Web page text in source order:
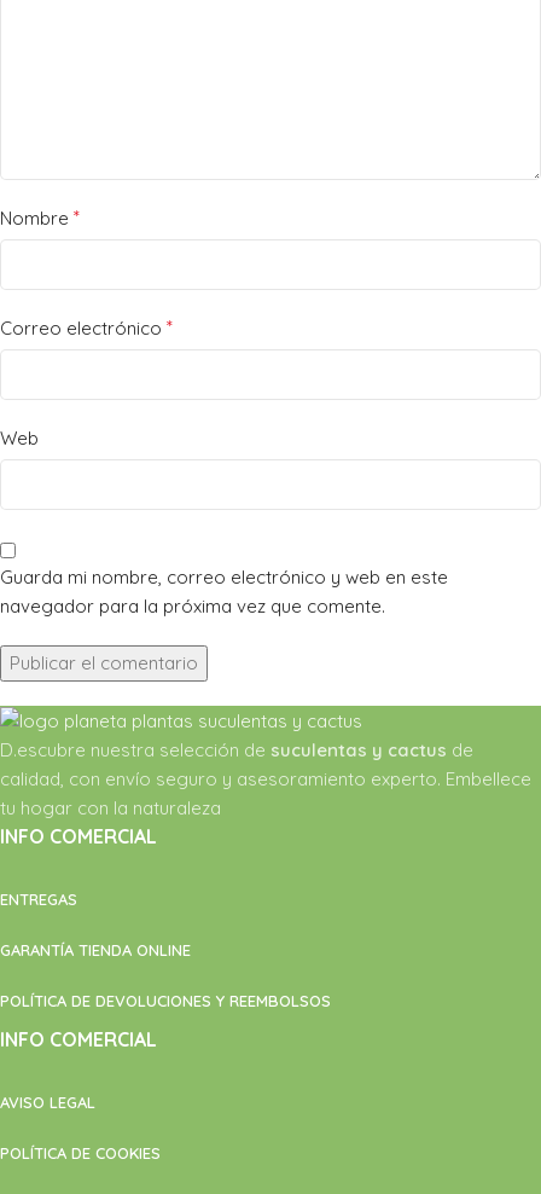
Nombre *
Correo electrónico *
Web
Guarda mi nombre, correo electrónico y web en este
navegador para la próxima vez que comente.
D.escubre nuestra selección de suculentas y cactus de
calidad, con envío seguro y asesoramiento experto. Embellece
tu hogar con la naturaleza
INFO COMERCIAL
ENTREGAS
GARANTÍA TIENDA ONLINE
POLÍTICA DE DEVOLUCIONES Y REEMBOLSOS
INFO COMERCIAL
AVISO LEGAL
POLÍTICA DE COOKIES